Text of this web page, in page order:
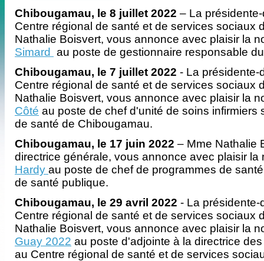
Chibougamau, le 8 juillet 2022 – La
Centre régional de santé et de services sociaux
Nathalie Boisvert, vous annonce avec plaisir la
Simard
au poste de gestionnaire responsable
Chibougamau, le 7 juillet 2022 - La présidente-
Centre régional de santé et de services sociaux
Nathalie Boisvert, vous annonce avec plaisir la
Côté au poste de chef d'unité de soins infirmiers
de santé de Chibougamau.
Chibougamau, le 17 juin 2022 – Mme Nathalie
directrice générale, vous annonce avec plaisir
Hardy au poste de chef de programmes de
de santé publique.
Chibougamau, le 29 avril 2022 - La présidente-
Centre régional de santé et de services sociaux
Nathalie Boisvert, vous annonce avec plaisir la
Guay 2022 au poste d'adjointe à la directrice
au Centre régional de santé et de services